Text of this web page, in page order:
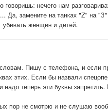
нечего нам
Да, замените на танках "Z" на
убивать женщин и детей.
Пишу с телефона, и если
этих. Если бы назвали
надо теперь эти буквы
пор не смотрю и не слушаю